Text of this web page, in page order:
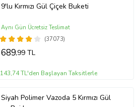
9'lu Kırmızı Gül Çiçek Buketi
(37073)
Aynı Gün Ücretsiz Teslimat
689,99 TL
143,74 TL'den Başlayan Taksitlerle
Siyah Polimer Vazoda 5 Kırmızı Gül